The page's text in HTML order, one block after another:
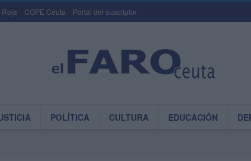
Roja COPE Ceuta Portal del suscriptor
POLÍTICA CULTURA EDUCACIÓN